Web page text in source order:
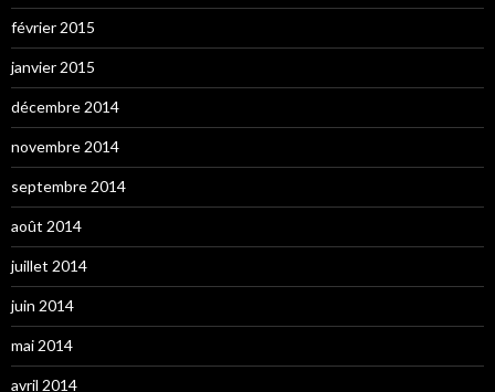
février 2015
janvier 2015
décembre 2014
novembre 2014
septembre 2014
août 2014
juillet 2014
juin 2014
mai 2014
avril 2014